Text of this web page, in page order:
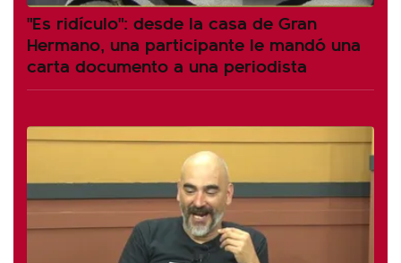
"Es ridículo": desde la casa de Gran
Hermano, una participante le mandó una
carta documento a una periodista